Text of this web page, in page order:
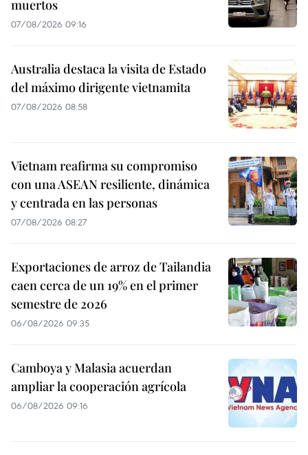
muertos
07/08/2026 09:16
Australia destaca la visita de Estado
del máximo dirigente vietnamita
07/08/2026 08:58
Vietnam reafirma su compromiso
con una ASEAN resiliente, dinámica
y centrada en las personas
07/08/2026 08:27
Exportaciones de arroz de Tailandia
caen cerca de un 19% en el primer
semestre de 2026
06/08/2026 09:35
Camboya y Malasia acuerdan
ampliar la cooperación agrícola
06/08/2026 09:16